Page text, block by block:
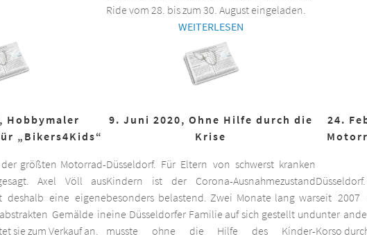
Ride vom 28. bis zum 30. August eingeladen.
WEITERLESEN
Hobbymaler
„Bikers4Kids“
größten Motorrad-
Axel Völl aus
deshalb eine eigene
Gemälde in
sie zum Verkauf an.
9. Juni 2020, Ohne Hilfe durch die
Krise
Düsseldorf. Für Eltern von schwerst kranken
Kindern ist der Corona-Ausnahmezustand
besonders belastend. Zwei Monate lang war
eine Düsseldorfer Familie auf sich gestellt und
musste ohne die Hilfe des Kinder-
24.
seit 2007
unter
Korso